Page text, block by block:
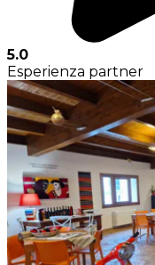
5.0
Esperienza partner